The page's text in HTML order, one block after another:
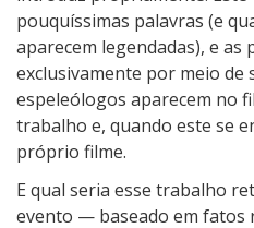
pouquíssimas palavras (e
aparecem legendadas), e as
exclusivamente por meio de
espeleólogos aparecem no
trabalho e, quando este se
próprio filme.
E qual seria esse trabalho
evento — baseado em fatos